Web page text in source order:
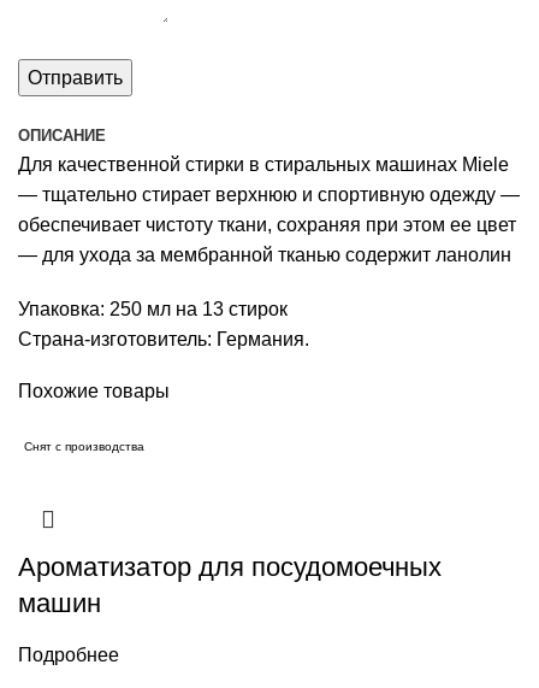
ОПИСАНИЕ
Для качественной стирки в стиральных машинах Miele
— тщательно стирает верхнюю и спортивную одежду —
обеспечивает чистоту ткани, сохраняя при этом ее цвет
— для ухода за мембранной тканью содержит ланолин
Упаковка: 250 мл на 13 стирок
Страна-изготовитель: Германия.
Похожие товары
Снят с производства
Ароматизатор для посудомоечных
машин
Подробнее